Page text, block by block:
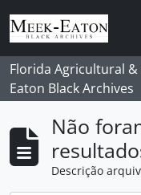
Skip to main content
Florida Agricultural
Eaton Black Archives
Não
Descrição